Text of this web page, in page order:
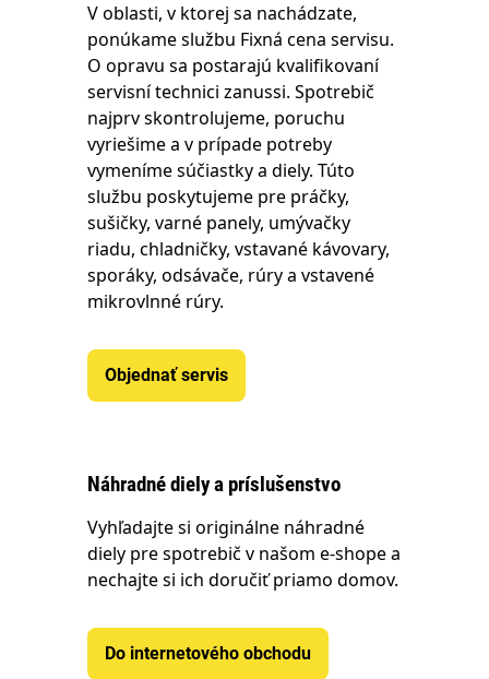
V oblasti, v ktorej sa nachádzate,
ponúkame službu Fixná cena servisu.
O opravu sa postarajú kvalifikovaní
servisní technici zanussi. Spotrebič
najprv skontrolujeme, poruchu
vyriešime a v prípade potreby
vymeníme súčiastky a diely. Túto
službu poskytujeme pre práčky,
sušičky, varné panely, umývačky
riadu, chladničky, vstavané kávovary,
sporáky, odsávače, rúry a vstavené
mikrovlnné rúry.
Objednať servis
Náhradné diely a príslušenstvo
Vyhľadajte si originálne náhradné
diely pre spotrebič v našom e-shope a
nechajte si ich doručiť priamo domov.
Do internetového obchodu